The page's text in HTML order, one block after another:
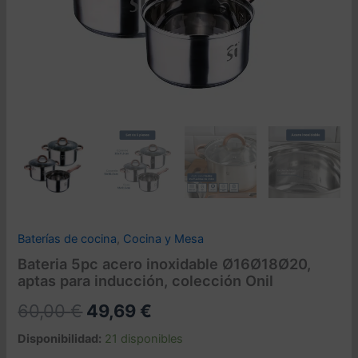
Baterías de cocina, Cocina y Mesa
Bateria 5pc acero inoxidable Ø16Ø18Ø20,
aptas para inducción, colección Onil
60,00€ El
precio
49,69 €
precio
Disponibilidad: 21 disponibles